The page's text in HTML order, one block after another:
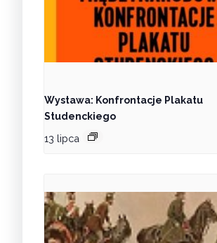
Wystawa: Konfrontacje Plakatu
Studenckiego
13 lipca